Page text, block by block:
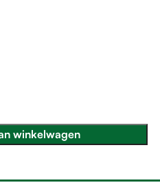
winkelwagen